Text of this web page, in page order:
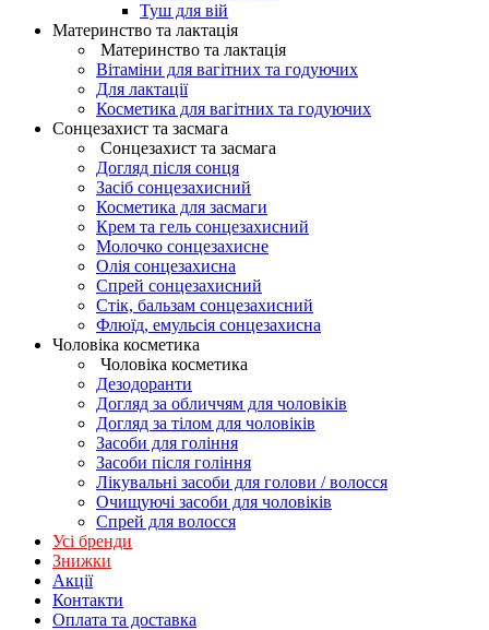
Туш для вій
Материнство та лактація
Материнство та лактація
Вітаміни для вагітних та годуючих
Для лактації
Косметика для вагітних та годуючих
Сонцезахист та засмага
Сонцезахист та засмага
Догляд після сонця
Засіб сонцезахисний
Косметика для засмаги
Крем та гель сонцезахисний
Молочко сонцезахисне
Олія сонцезахисна
Спрей сонцезахисний
Стік, бальзам сонцезахисний
Флюїд, емульсія сонцезахисна
Чоловіка косметика
Чоловіка косметика
Дезодоранти
Догляд за обличчям для чоловіків
Догляд за тілом для чоловіків
Засоби для гоління
Засоби після гоління
Лікувальні засоби для голови / волосся
Очищуючі засоби для чоловіків
Спрей для волосся
Усі бренди
Знижки
Акції
Контакти
Оплата та доставка